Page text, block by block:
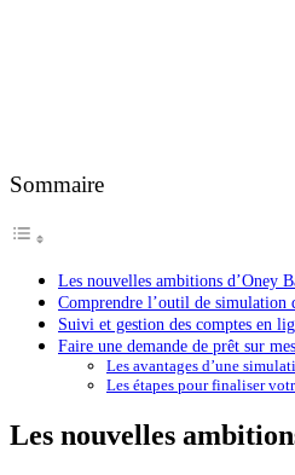
Sommaire
Les nouvelles ambitions d’Oney
Comprendre l’outil de simulation
Suivi et gestion des comptes en
Faire une demande de prêt sur
Les avantages d’une
Les étapes pour finaliser
Les nouvelles